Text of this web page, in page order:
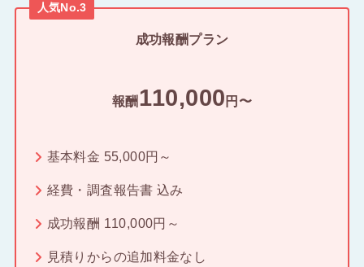
人気No.3
成功報酬プラン
報酬 110,000 円〜
基本料金 55,000円～
経費・調査報告書 込み
成功報酬 110,000円～
見積りからの追加料金なし